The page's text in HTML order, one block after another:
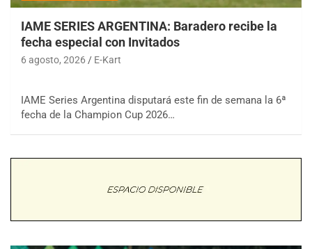
IAME SERIES ARGENTINA: Baradero recibe la
fecha especial con Invitados
6 agosto, 2026 E-Kart
IAME Series Argentina disputará este fin de semana la 6ª
fecha de la Champion Cup 2026…